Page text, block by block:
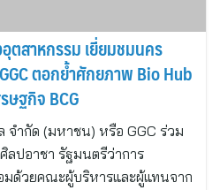
ตสาหกรรม เยี่ยมชมนคร
ตอกย้ำศักยภาพ Bio Hub
ษฐกิจ BCG
จำกัด (มหาชน) หรือ GGC ร่วม
ลปอาชา รัฐมนตรีว่าการ
มด้วยคณะผู้บริหารและผู้แทนจาก